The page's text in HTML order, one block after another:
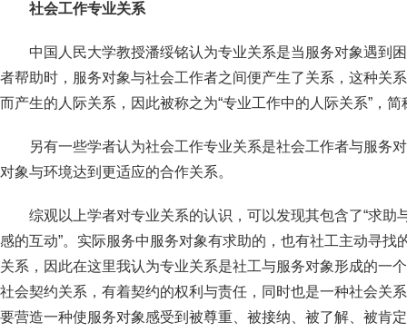
社会工作专业关系
中国人民大学教授潘绥铭认为专业关系是当服务对象遇到
者帮助时，服务对象与社会工作者之间便产生了关系，这种关
而产生的人际关系，因此被称之为“专业工作中的人际关系”，简
另有一些学者认为社会工作专业关系是社会工作者与服务
对象与环境达到更适应的合作关系。
综观以上学者对专业关系的认识，可以发现其包含了“求助
感的互动”。实际服务中服务对象有求助的，也有社工主动寻找
关系，因此在这里我认为专业关系是社工与服务对象形成的一
社会契约关系，有着契约的权利与责任，同时也是一种社会关
要营造一种使服务对象感受到被尊重、被接纳、被了解、被肯